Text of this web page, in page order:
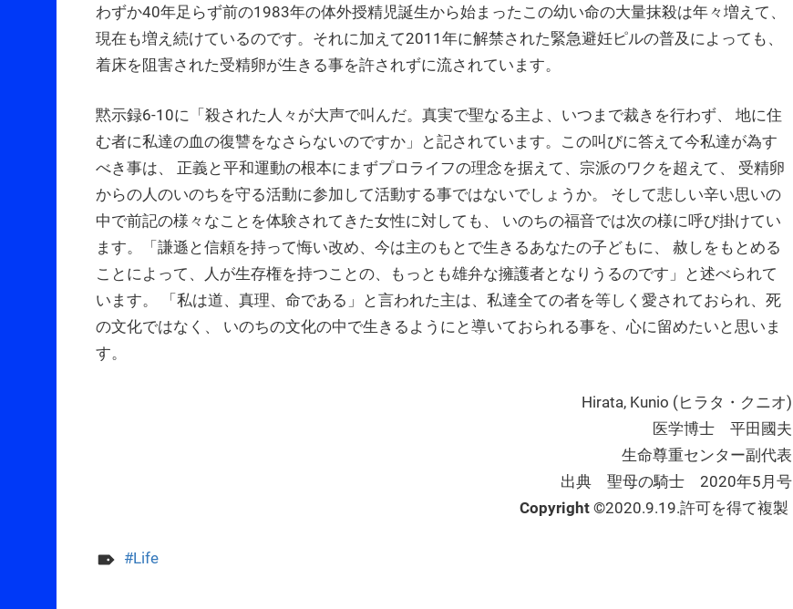
わずか40年足らず前の1983年の体外授精児誕生から始まったこの幼い命の大量抹殺は年々増えて、
現在も増え続けているのです。それに加えて2011年に解禁された緊急避妊ピルの普及によっても、
着床を阻害された受精卵が生きる事を許されずに流されています。
黙示録6-10に「殺された人々が大声で叫んだ。真実で聖なる主よ、いつまで裁きを行わず、 地に住
む者に私達の血の復讐をなさらないのですか」と記されています。この叫びに答えて今私達が為す
べき事は、 正義と平和運動の根本にまずプロライフの理念を据えて、宗派のワクを超えて、 受精卵
からの人のいのちを守る活動に参加して活動する事ではないでしょうか。 そして悲しい辛い思いの
中で前記の様々なことを体験されてきた女性に対しても、 いのちの福音では次の様に呼び掛けてい
ます。「謙遜と信頼を持って悔い改め、今は主のもとで生きるあなたの子どもに、 赦しをもとめる
ことによって、人が生存権を持つことの、もっとも雄弁な擁護者となりうるのです」と述べられて
います。 「私は道、真理、命である」と言われた主は、私達全ての者を等しく愛されておられ、死
の文化ではなく、 いのちの文化の中で生きるようにと導いておられる事を、心に留めたいと思いま
す。
Hirata, Kunio (ヒラタ・クニオ)
医学博士 平田國夫
生命尊重センター副代表
出典 聖母の騎士 2020年5月号
Copyright ©2020.9.19.許可を得て複製
Life